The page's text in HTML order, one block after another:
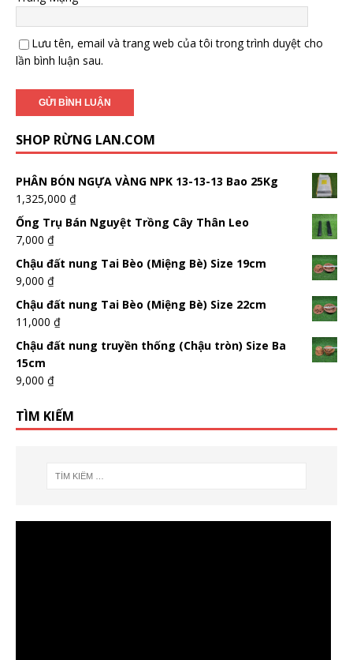
Lưu tên, email và trang web của tôi trong trình duyệt cho
lần bình luận sau.
SHOP RỪNG LAN.COM
PHÂN BÓN NGỰA VÀNG NPK 13-13-13 Bao 25Kg
1,325,000 ₫
Ống Trụ Bán Nguyệt Trồng Cây Thân Leo
7,000 ₫
Chậu đất nung Tai Bèo (Miệng Bè) Size 19cm
9,000 ₫
Chậu đất nung Tai Bèo (Miệng Bè) Size 22cm
11,000 ₫
Chậu đất nung truyền thống (Chậu tròn) Size Ba
15cm
9,000 ₫
TÌM KIẾM